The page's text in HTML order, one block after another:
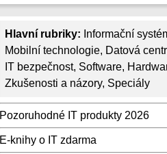
Hlavní rubriky: Informační
Mobilní technologie, Datová
IT bezpečnost, Software,
Zkušenosti a názory, Speciály
Pozoruhodné IT produkty 2026
E-knihy o IT zdarma